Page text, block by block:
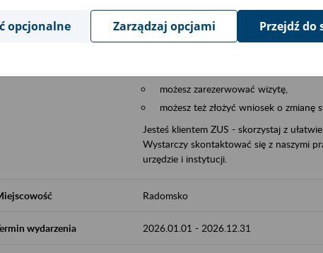
masz dostęp do zwolnień lekarskich
Jeśli jesteś świadczeniobiorcą
masz dostęp m.in. do formularza
do formularza PIT 40A, czyli
możesz zarezerwować wizytę,
możesz też złożyć wniosek o zmianę
Jesteś klientem ZUS - skorzystaj z
Wystarczy skontaktować się z naszymi
urzędzie i instytucji.
Radomsko
wydarzenia 2026.01.01 - 2026.12.31
opcjonalne Zarządzaj opcjami Przejdź do